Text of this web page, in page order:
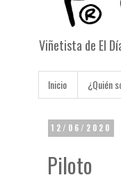
Viñetista de El
Inicio ¿Quién
12/06/2020
Piloto